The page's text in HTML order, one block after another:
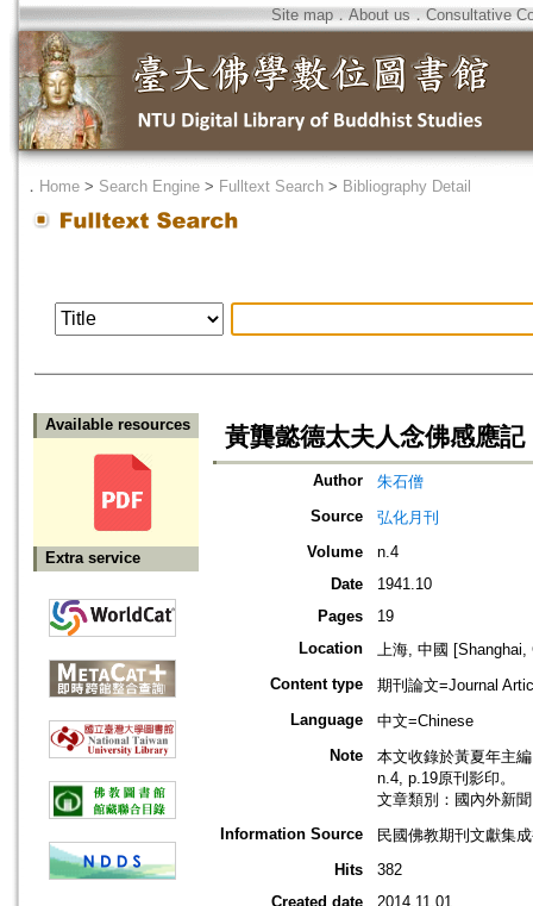
Site map．About us ． Consultative
． Home > Search Engine > Fulltext Search > Bibliography Detail
Available resources
Extra service
黃龔懿德太夫人念佛感應記
Author
朱石僧
Source
弘化月刊
Volume
n.4
Date
1941.10
Pages
19
Location
上海, 中國 [Shanghai,
Content type
期刊論文=Journal
Language
中文=Chinese
Note
本文收錄於黃夏年主
n.4, p.19原刊影印。
文章類別：國內外新
Information Source
民國佛教期刊文獻集
Hits
382
Created date
2014.11.01